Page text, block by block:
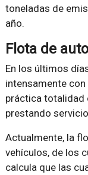
toneladas de
año.
Flota de
En los últimos
intensamente
práctica totalidad
prestando
Actualmente, la
vehículos, de los
calcula que las